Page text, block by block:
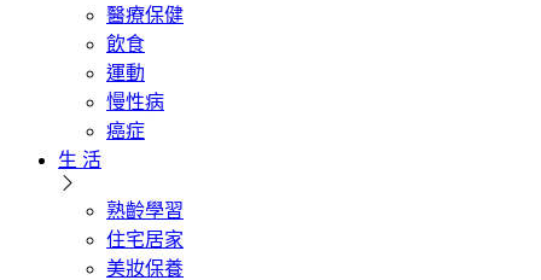
醫療保健
飲食
運動
慢性病
癌症
生 活
熟齡學習
住宅居家
美妝保養